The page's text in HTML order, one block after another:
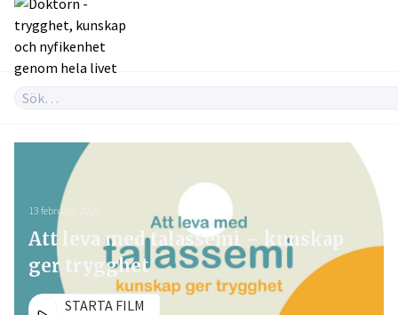
13 februari, 2026
Att leva med talassemi – kunskap
ger trygghet
STARTA FILM